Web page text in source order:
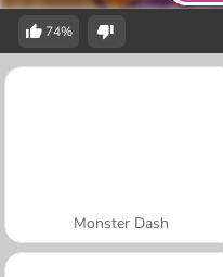
74%
Monster Dash